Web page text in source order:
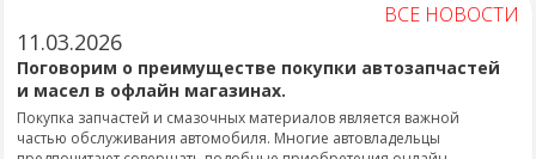
ВСЕ НОВОСТИ
11.03.2026
Поговорим о преимуществе покупки автозапчастей
и масел в офлайн магазинах.
Покупка запчастей и смазочных материалов является важной
частью обслуживания автомобиля. Многие автовладельцы